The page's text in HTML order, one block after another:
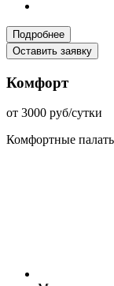
Подробнее
Оставить заявку
Комфорт
от 3000 руб/сутки
Комфортные